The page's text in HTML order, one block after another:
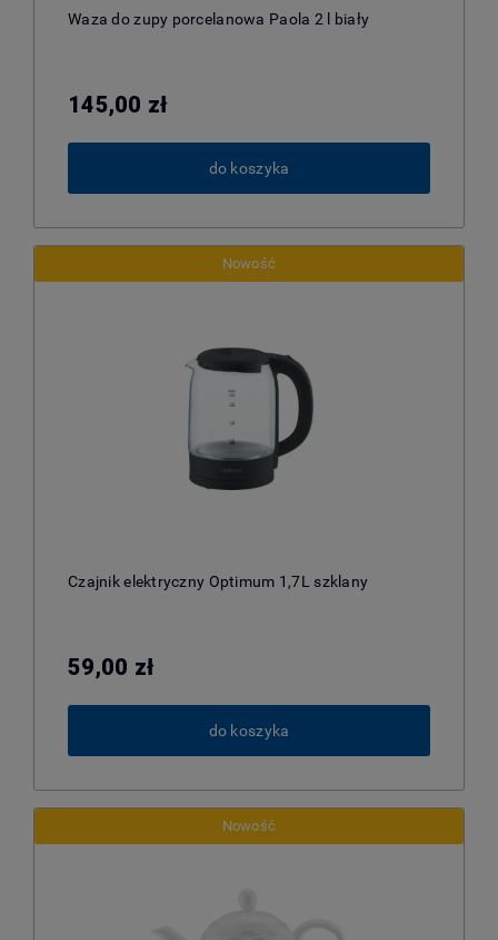
Waza do zupy porcelanowa Paola 2 l biały
145,00 zł
do koszyka
Czajnik elektryczny Optimum 1,7L szklany
59,00 zł
do koszyka
Nowość
Nowość